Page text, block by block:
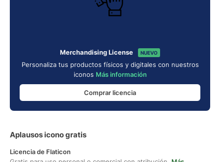
Merchandising License NUEVO
Personaliza tus productos físicos y digitales con nuestros
iconos Más información
Comprar licencia
Aplausos icono gratis
Licencia de Flaticon